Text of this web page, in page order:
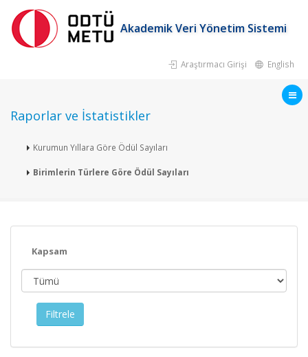
Akademik Veri Yönetim Sistemi
Araştırmacı Girişi English
Raporlar ve İstatistikler
Kurumun Yıllara Göre Ödül Sayıları
Birimlerin Türlere Göre Ödül Sayıları
Kapsam